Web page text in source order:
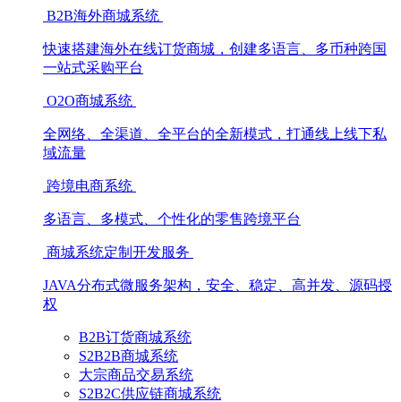
B2B海外商城系统
快速搭建海外在线订货商城，创建多语言、多币种跨国
一站式采购平台
O2O商城系统
全网络、全渠道、全平台的全新模式，打通线上线下私
域流量
跨境电商系统
多语言、多模式、个性化的零售跨境平台
商城系统定制开发服务
JAVA分布式微服务架构，安全、稳定、高并发、源码授
权
B2B订货商城系统
S2B2B商城系统
大宗商品交易系统
S2B2C供应链商城系统